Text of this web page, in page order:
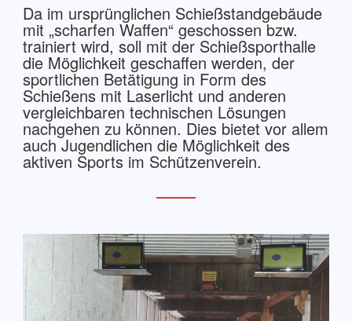
Da im ursprünglichen Schießstandgebäude
mit „scharfen Waffen“ geschossen bzw.
trainiert wird, soll mit der Schießsporthalle
die Möglichkeit geschaffen werden, der
sportlichen Betätigung in Form des
Schießens mit Laserlicht und anderen
vergleichbaren technischen Lösungen
nachgehen zu können. Dies bietet vor allem
auch Jugendlichen die Möglichkeit des
aktiven Sports im Schützenverein.